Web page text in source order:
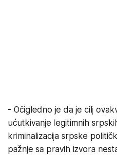
- Očigledno je da je cilj
ućutkivanje legitimnih
kriminalizacija srpske
pažnje sa pravih izvora